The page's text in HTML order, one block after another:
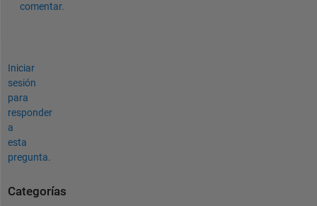
comentar.
Iniciar
sesión
para
responder
a
esta
pregunta.
Categorías